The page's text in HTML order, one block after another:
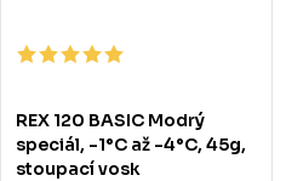
REX 120 BASIC Modrý
speciál, -1°C až -4°C, 45g,
stoupací vosk